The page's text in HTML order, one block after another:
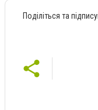
Поділіться та